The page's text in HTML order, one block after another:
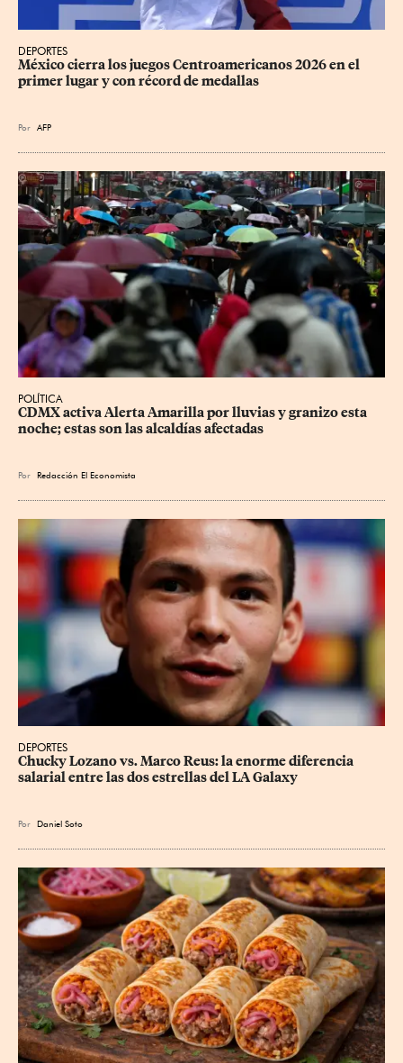
DEPORTES
México cierra los juegos Centroamericanos 2026 en el
primer lugar y con récord de medallas
Por AFP
POLÍTICA
CDMX activa Alerta Amarilla por lluvias y granizo esta
noche; estas son las alcaldías afectadas
Por Redacción El Economista
DEPORTES
Chucky Lozano vs. Marco Reus: la enorme diferencia
salarial entre las dos estrellas del LA Galaxy
Por Daniel Soto